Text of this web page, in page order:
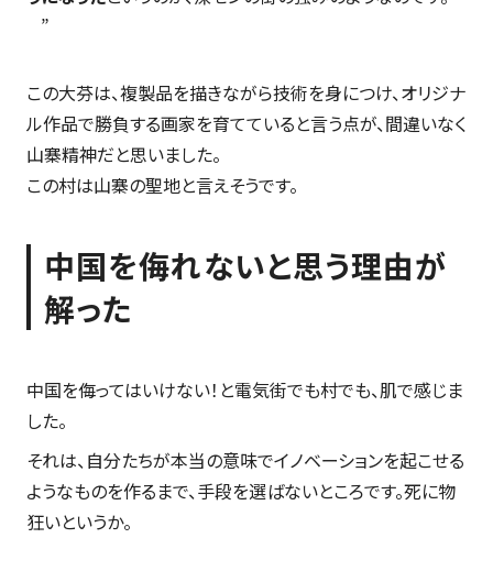
この大芬は、複製品を描きながら技術を身につけ、オリジナ
ル作品で勝負する画家を育てていると言う点が、間違いなく
山寨精神だと思いました。
この村は山寨の聖地と言えそうです。
中国を侮れないと思う理由が
解った
中国を侮ってはいけない！と電気街でも村でも、肌で感じま
した。
それは、自分たちが本当の意味でイノベーションを起こせる
ようなものを作るまで、手段を選ばないところです。死に物
狂いというか。